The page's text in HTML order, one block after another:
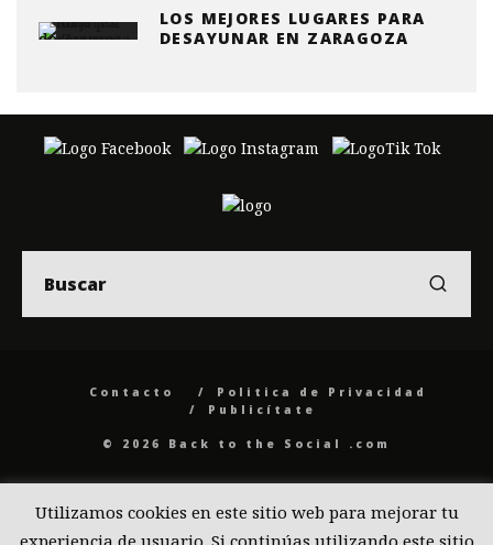
LOS MEJORES LUGARES PARA
DESAYUNAR EN ZARAGOZA
Contacto
Politica de Privacidad
Publicítate
© 2026 Back to the Social .com
Utilizamos cookies en este sitio web para mejorar tu
experiencia de usuario. Si continúas utilizando este sitio